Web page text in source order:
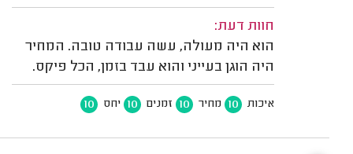
חוות דעת:
הוא היה מעולה, עשה עבודה טובה. המחיר
היה הוגן בעייני והוא עבד בזמן, הכל פיקס.
איכות 10 מחיר 10 זמנים 10 יחס 10